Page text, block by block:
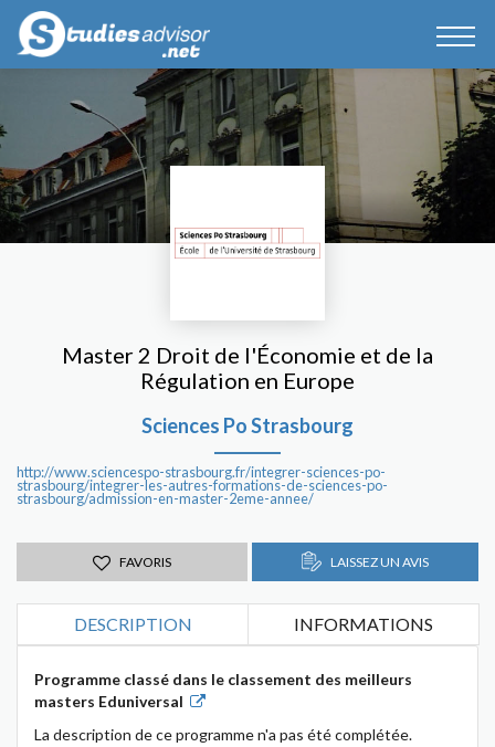
Master 2 Droit de l'Économie et de la
Régulation en Europe
Sciences Po Strasbourg
http://www.sciencespo-strasbourg.fr/integrer-sciences-po-
strasbourg/integrer-les-autres-formations-de-sciences-po-
strasbourg/admission-en-master-2eme-annee/
FAVORIS LAISSEZ UN AVIS
DESCRIPTION INFORMATIONS
Programme classé dans le classement des meilleurs
masters Eduniversal
La description de ce programme n'a pas été complétée.